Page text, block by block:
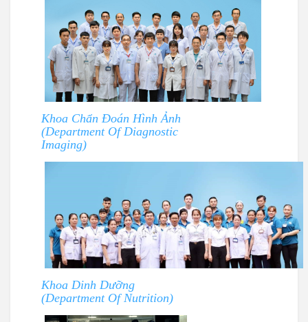
Khoa Chẩn Đoán Hình Ảnh
(Department Of Diagnostic
Imaging)
Khoa Dinh Dưỡng
(Department Of Nutrition)